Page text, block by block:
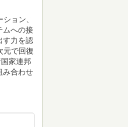
ョン、
ムへの接
す力を認
元で回復
家連邦
み合わせ